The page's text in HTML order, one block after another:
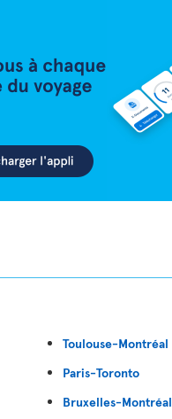
Toulouse-Montréal
Paris-Toronto
Bruxelles-Montréal